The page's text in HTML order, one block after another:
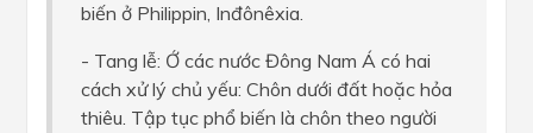
biến ở Philippin, Inđônêxia.
- Tang lễ: Ớ các nước Đông Nam Á có hai
cách xử lý chủ yếu: Chôn dưới đất hoặc hỏa
thiêu. Tập tục phổ biến là chôn theo người